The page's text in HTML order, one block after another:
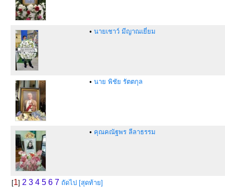
• นายเชาว์ มีญาณเยี่ยม
• นาย พิชัย รัตตกุล
• คุณคณัฐพร ลีลาธรรม
[1] 2 3 4 5 6 7 ถัดไป [สุดท้าย]